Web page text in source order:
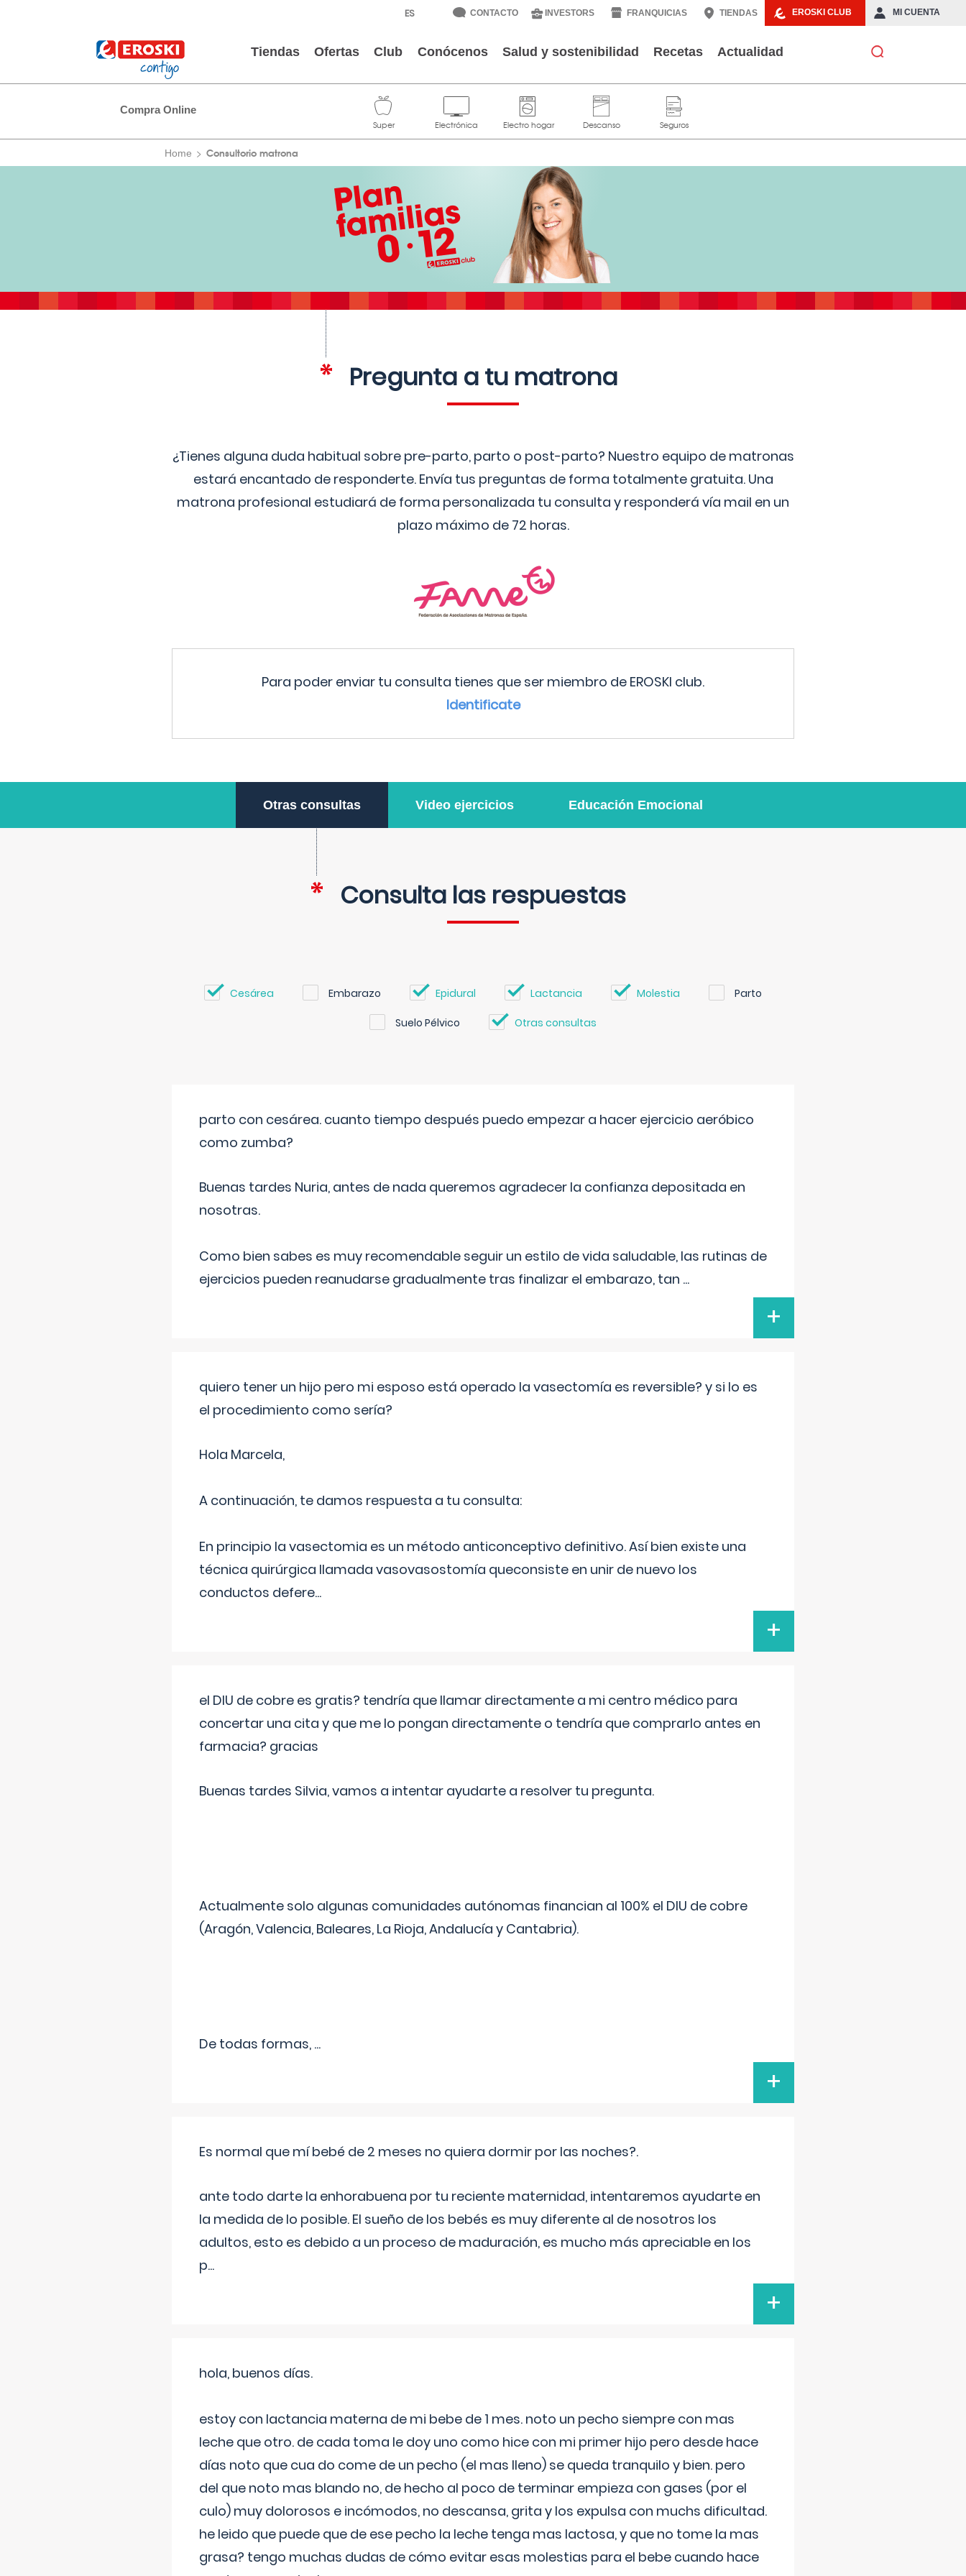
EROSKI CLUB MI CUENTA
CONTACTO INVESTORS FRANQUICIAS TIENDAS
Tiendas Ofertas Club Conócenos Salud y sostenibilidad Recetas Actualidad
Compra Online
Home Consultorio matrona
Pregunta a tu matrona
¿Tienes alguna duda habitual sobre pre-parto, parto o post-parto? Nuestro equipo de matronas
estará encantado de responderte. Envía tus preguntas de forma totalmente gratuita. Una
matrona profesional estudiará de forma personalizada tu consulta y responderá vía mail en un
plazo máximo de 72 horas.
Para poder enviar tu consulta tienes que ser miembro de EROSKI club.
Identificate
Otras consultas Video ejercicios Educación Emocional
Consulta las respuestas
Cesárea Embarazo Epidural Lactancia Molestia Parto
Suelo Pélvico Otras consultas
parto con cesárea. cuanto tiempo después puedo empezar a hacer ejercicio aeróbico
como zumba?
Buenas tardes Nuria, antes de nada queremos agradecer la confianza depositada en
nosotras.
Como bien sabes es muy recomendable seguir un estilo de vida saludable, las rutinas de
ejercicios pueden reanudarse gradualmente tras finalizar el embarazo, tan ...
+
quiero tener un hijo pero mi esposo está operado la vasectomía es reversible? y si lo es
el procedimiento como sería?
Hola Marcela,
A continuación, te damos respuesta a tu consulta:
En principio la vasectomia es un método anticonceptivo definitivo. Así bien existe una
técnica quirúrgica llamada vasovasostomía queconsiste en unir de nuevo los
conductos defere...
+
el DIU de cobre es gratis? tendría que llamar directamente a mi centro médico para
concertar una cita y que me lo pongan directamente o tendría que comprarlo antes en
farmacia? gracias
Buenas tardes Silvia, vamos a intentar ayudarte a resolver tu pregunta.
Actualmente solo algunas comunidades autónomas financian al 100% el DIU de cobre
(Aragón, Valencia, Baleares, La Rioja, Andalucía y Cantabria).
De todas formas, ...
+
Es normal que mí bebé de 2 meses no quiera dormir por las noches?.
ante todo darte la enhorabuena por tu reciente maternidad, intentaremos ayudarte en
la medida de lo posible. El sueño de los bebés es muy diferente al de nosotros los
adultos, esto es debido a un proceso de maduración, es mucho más apreciable en los
p...
+
hola, buenos días.
estoy con lactancia materna de mi bebe de 1 mes. noto un pecho siempre con mas
leche que otro. de cada toma le doy uno como hice con mi primer hijo pero desde hace
días noto que cua do come de un pecho (el mas lleno) se queda tranquilo y bien. pero
del que noto mas blando no, de hecho al poco de terminar empieza con gases (por el
culo) muy dolorosos e incómodos, no descansa, grita y los expulsa con muchs dificultad.
he leido que puede que de ese pecho la leche tenga mas lactosa, y que no tome la mas
grasa? tengo muchas dudas de cómo evitar esas molestias para el bebe cuando hace